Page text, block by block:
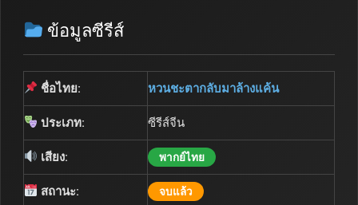
ข้อมูลซีรีส์
ชื่อไทย: หวนชะตากลับมาล้างแค้น
ประเภท: ซีรีส์จีน
เสียง: พากย์ไทย
สถานะ: จบแล้ว